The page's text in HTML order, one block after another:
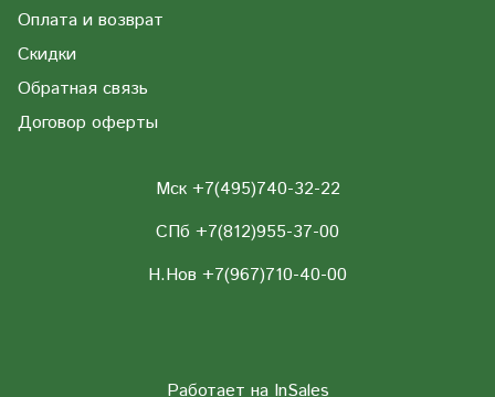
Оплата и возврат
Скидки
Обратная связь
Договор оферты
Мск +7(495)740-32-22
СПб +7(812)955-37-00
Н.Нов +7(967)710-40-00
Работает на InSales